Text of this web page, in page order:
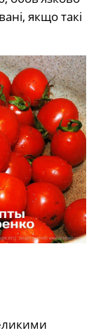
якщо такі